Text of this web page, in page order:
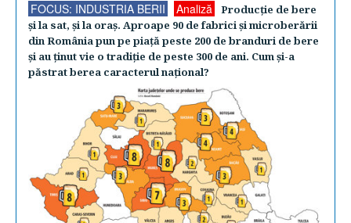
FOCUS: INDUSTRIA BERII Analiză
Producţie de bere
şi la sat, şi la oraş. Aproape 90 de fabrici şi microberării
din România pun pe piaţă peste 200 de branduri de bere
şi au ţinut vie o tradiţie de peste 300 de ani. Cum şi-a
păstrat berea caracterul naţional?